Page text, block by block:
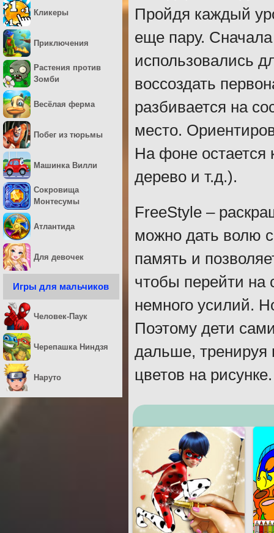
Пройдя каждый
еще пару.
использовались
воссоздать
разбивается на
место.
На фоне остается
дерево и т.д.).
FreeStyle –
можно дать волю
память и
чтобы перейти на
немного усилий.
Поэтому дети
дальше, тренируя
цветов на рисунке.
Кликеры
Приключения
Растения против
Зомби
Весёлая ферма
Побег из тюрьмы
Машинка Вилли
Сокровища
Монтесумы
Атлантида
Для девочек
Игры для мальчиков
Человек-Паук
Черепашка Ниндзя
Наруто